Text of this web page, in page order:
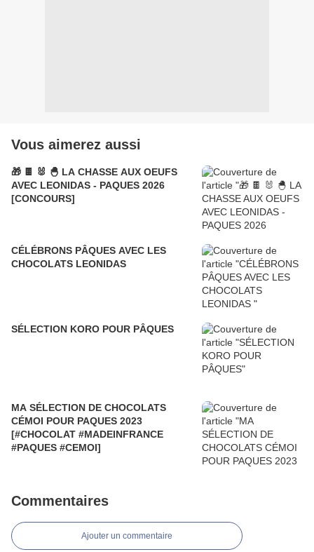
Vous aimerez aussi
🎁 🍫 🐰 🐣 LA CHASSE AUX OEUFS
AVEC LEONIDAS - PAQUES 2026
[CONCOURS]
CÉLÉBRONS PÂQUES AVEC LES
CHOCOLATS LEONIDAS
SÉLECTION KORO POUR PÂQUES
MA SÉLECTION DE CHOCOLATS
CÉMOI POUR PAQUES 2023
[#CHOCOLAT #MADEINFRANCE
#PAQUES #CEMOI]
Commentaires
Ajouter un commentaire